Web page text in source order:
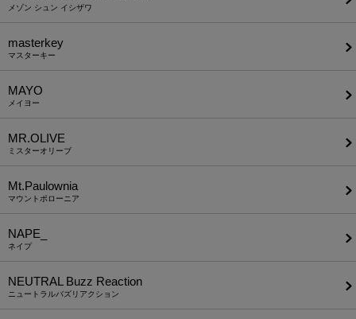
メゾン シュン イシザワ
masterkey
マスターキー
MAYO
メイヨー
MR.OLIVE
ミスターオリーブ
Mt.Paulownia
マウントポローニア
NAPE_
ネイプ
NEUTRAL Buzz Reaction
ニュートラルバズリアクション